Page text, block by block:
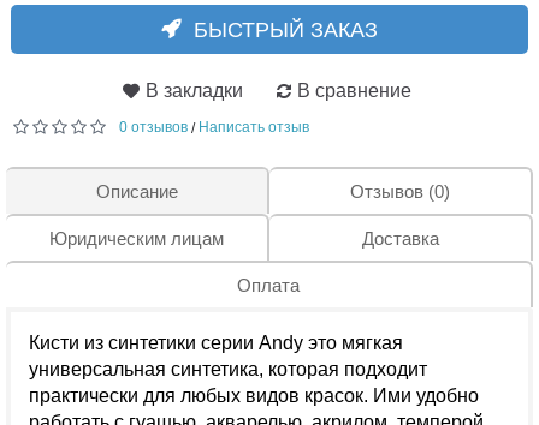
БЫСТРЫЙ ЗАКАЗ
В закладки В сравнение
0 отзывов / Написать отзыв
Описание Отзывов (0)
Юридическим лицам Доставка
Оплата
Кисти из синтетики серии Andy это мягкая
универсальная синтетика, которая подходит
практически для любых видов красок. Ими удобно